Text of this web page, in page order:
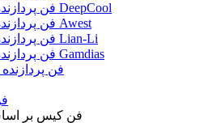
فن پردازنده DeepCool
فن پردازنده Awest
فن پردازنده Lian-Li
فن پردازنده Gamdias
فن
فن کیس بر